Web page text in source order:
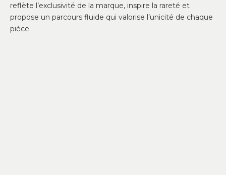
reflète l’exclusivité de la marque, inspire la rareté et
propose un parcours fluide qui valorise l’unicité de chaque
pièce.